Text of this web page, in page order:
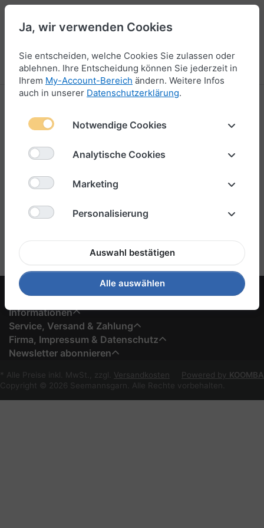
Menü Anmelden Vergleichen Wunschliste Warenkorb
Informationen
Service, Versand & Zahlung
Firma, Impressum & Datenschutz
Newsletter abonnieren
* Alle Preise inkl. MwSt., zzgl. Versandkosten Powered by KOOMBA
Copyright © 2026 Seemannsgarn. Alle Rechte vorbehalten.
Ja, wir verwenden Cookies
Sie entscheiden, welche Cookies Sie zulassen oder
ablehnen. Ihre Entscheidung können Sie jederzeit in
Ihrem My-Account-Bereich ändern. Weitere Infos
auch in unserer Datenschutzerklärung.
Notwendige Cookies
Analytische Cookies
Marketing
Personalisierung
Auswahl bestätigen
Alle auswählen